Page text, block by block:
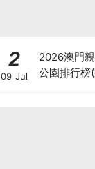
2
09 Jul
2026澳門
公園排行榜